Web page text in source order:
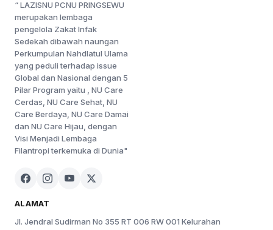
“ LAZISNU PCNU PRINGSEWU
merupakan lembaga
pengelola Zakat Infak
Sedekah dibawah naungan
Perkumpulan Nahdlatul Ulama
yang peduli terhadap issue
Global dan Nasional dengan 5
Pilar Program yaitu , NU Care
Cerdas, NU Care Sehat, NU
Care Berdaya, NU Care Damai
dan NU Care Hijau, dengan
Visi Menjadi Lembaga
Filantropi terkemuka di Dunia"
ALAMAT
Jl. Jendral Sudirman No 355 RT 006 RW 001 Kelurahan